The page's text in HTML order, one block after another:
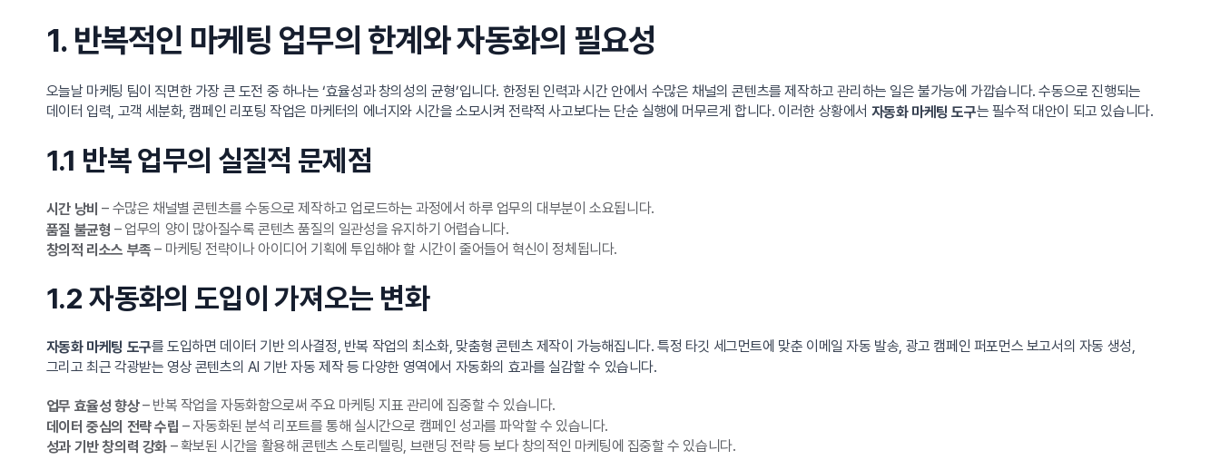
1. 반복적인 마케팅 업무의 한계와 자동화의 필요성
오늘날 마케팅 팀이 직면한 가장 큰 도전 중 하나는 ‘효율성과 창의성의 균형’입니다. 한정된 인력과 시간 안에서 수많은 채널의 콘텐츠를 제작하고 관리하는 일은 불가능에 가깝습니다. 수동으로 진행되는
데이터 입력, 고객 세분화, 캠페인 리포팅 작업은 마케터의 에너지와 시간을 소모시켜 전략적 사고보다는 단순 실행에 머무르게 합니다. 이러한 상황에서 자동화 마케팅 도구는 필수적 대안이 되고 있습니다.
1.1 반복 업무의 실질적 문제점
시간 낭비 – 수많은 채널별 콘텐츠를 수동으로 제작하고 업로드하는 과정에서 하루 업무의 대부분이 소요됩니다.
품질 불균형 – 업무의 양이 많아질수록 콘텐츠 품질의 일관성을 유지하기 어렵습니다.
창의적 리소스 부족 – 마케팅 전략이나 아이디어 기획에 투입해야 할 시간이 줄어들어 혁신이 정체됩니다.
1.2 자동화의 도입이 가져오는 변화
자동화 마케팅 도구를 도입하면 데이터 기반 의사결정, 반복 작업의 최소화, 맞춤형 콘텐츠 제작이 가능해집니다. 특정 타깃 세그먼트에 맞춘 이메일 자동 발송, 광고 캠페인 퍼포먼스 보고서의 자동 생성,
그리고 최근 각광받는 영상 콘텐츠의 AI 기반 자동 제작 등 다양한 영역에서 자동화의 효과를 실감할 수 있습니다.
업무 효율성 향상– 반복 작업을 자동화함으로써 주요 마케팅 지표 관리에 집중할 수 있습니다.
데이터 중심의 전략 수립 – 자동화된 분석 리포트를 통해 실시간으로 캠페인 성과를 파악할 수 있습니다.
성과 기반 창의력 강화– 확보된 시간을 활용해 콘텐츠 스토리텔링, 브랜딩 전략 등 보다 창의적인 마케팅에 집중할 수 있습니다.